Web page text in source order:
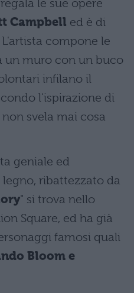
le sue opere
Campbell ed è di
compone le
un muro con un buco
infilano il
l'ispirazione di
svela mai cosa
geniale ed
ribattezzato da
" si trova nello
Square, ed ha già
famosi quali
Bloom e